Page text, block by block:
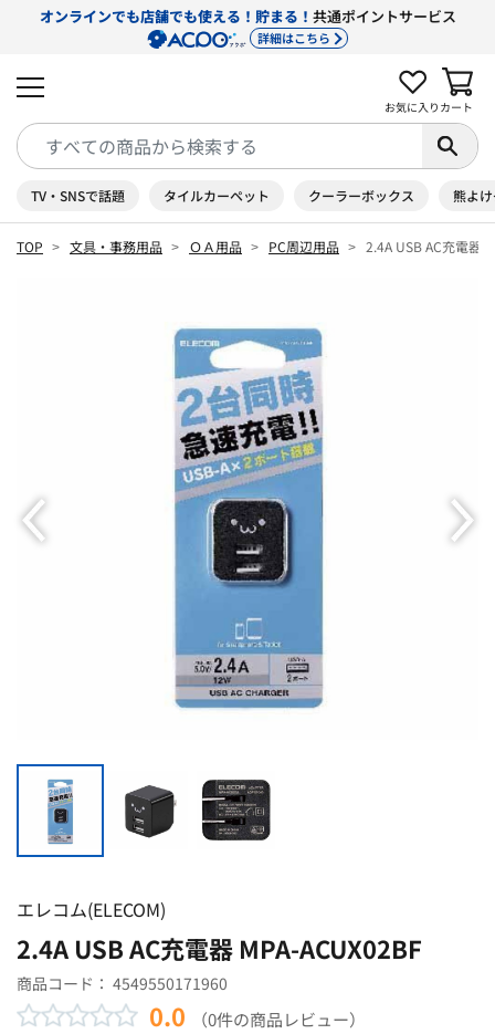
オンラインでも店舗でも使える！貯まる！ 共通ポイントサービス
詳細はこちら
お気に入り カート
TV・SNSで話題 タイルカーペット クーラーボックス 熊よ
TOP 文具・事務用品 ＯＡ用品 PC周辺用品 2.4A USB AC充電器
エレコム(ELECOM)
2.4A USB AC充電器 MPA-ACUX02BF
商品コード： 4549550171960
0.0 （0件の商品レビュー）